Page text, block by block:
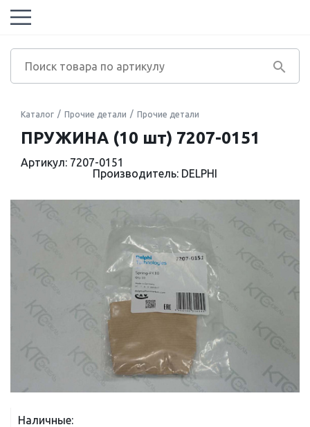
Каталог Прочие детали Прочие детали
ПРУЖИНА (10 шт) 7207-0151
Артикул: 7207-0151
Производитель: DELPHI
Наличные: